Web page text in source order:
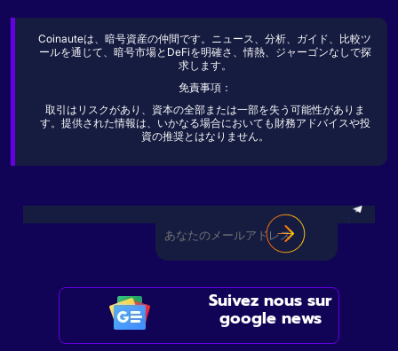
Coinauteは、暗号資産の仲間です。ニュース、分析、ガイド、比較ツ
ールを通じて、暗号市場とDeFiを明確さ、情熱、ジャーゴンなしで探
求します。
免責事項：
取引はリスクがあり、資本の全部または一部を失う可能性がありま
す。提供された情報は、いかなる場合においても財務アドバイスや投
資の推奨とはなりません。
Suivez nous sur
google news